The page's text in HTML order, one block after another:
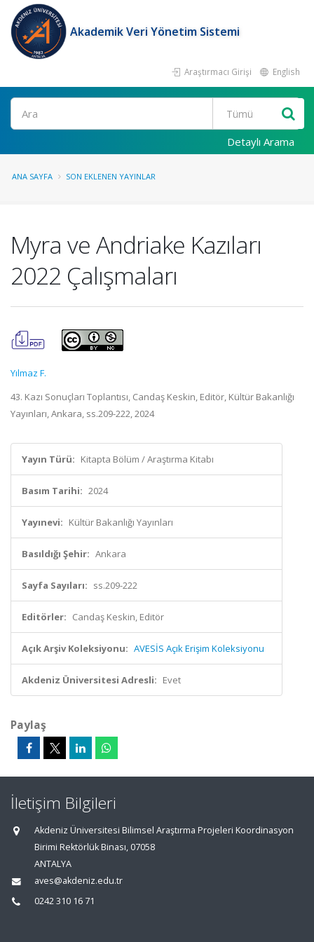
Akademik Veri Yönetim Sistemi
Araştırmacı Girişi English
Ara
Detaylı Arama
ANA SAYFA SON EKLENEN YAYINLAR
Myra ve Andriake Kazıları
2022 Çalışmaları
Yılmaz F.
43. Kazı Sonuçları Toplantısı, Candaş Keskin, Editör, Kültür Bakanlığı
Yayınları, Ankara, ss.209-222, 2024
Yayın Türü: Kitapta Bölüm / Araştırma Kitabı
Basım Tarihi: 2024
Yayınevi: Kültür Bakanlığı Yayınları
Basıldığı Şehir: Ankara
Sayfa Sayıları: ss.209-222
Editörler: Candaş Keskin, Editör
Açık Arşiv Koleksiyonu: AVESİS Açık Erişim Koleksiyonu
Akdeniz Üniversitesi Adresli: Evet
Paylaş
İletişim Bilgileri
Akdeniz Üniversitesi Bilimsel Araştırma Projeleri Koordinasyon
Birimi Rektörlük Binası, 07058
ANTALYA
aves@akdeniz.edu.tr
0242 310 16 71